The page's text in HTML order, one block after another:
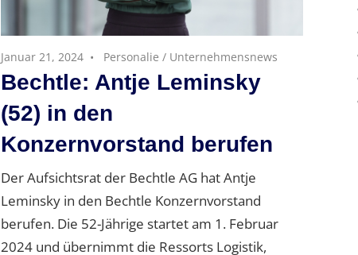
Januar 21, 2024 Personalie / Unternehmensnews
Bechtle: Antje Leminsky
(52) in den
Konzernvorstand berufen
Der Aufsichtsrat der Bechtle AG hat Antje
Leminsky in den Bechtle Konzernvorstand
berufen. Die 52-Jährige startet am 1. Februar
2024 und übernimmt die Ressorts Logistik,